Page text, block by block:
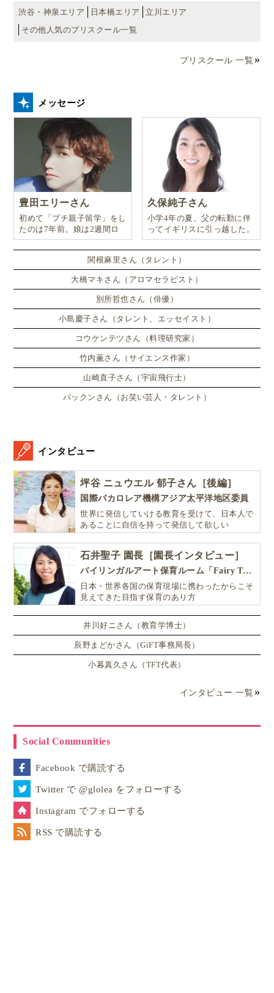
渋谷・神泉エリア 日本橋エリア
立川エリア
その他人気のプリスクール一覧
プリスクール 一覧
メッセージ
豊田エリーさん
初めて「プチ親子留学」をし
たのは7年前。娘は2週間ロ
ンドンのサマースクールに通
い、英語劇に挑戦したり、
久保純子さん
小学4年の夏、父の転勤に伴
ってイギリスに引っ越した。
関根麻里さん（タレント）
大橋マキさん（アロマセラピスト）
別所哲也さん（俳優）
小島慶子さん（タレント、エッセイスト）
コウケンテツさん（料理研究家）
竹内薫さん（サイエンス作家）
山崎直子さん（宇宙飛行士）
パックンさん（お笑い芸人・タレント）
インタビュー
坪谷 ニュウエル 郁子さん［後編］
国際バカロレア機構アジア太平洋地区委員
世界に発信していける教育を受けて、日本人で
あることに自信を持って発信して欲しい
石井聖子 園長［園長インタビュー］
バイリンガルアート保育ルーム「Fairy Tale（フェアリーテイル）」
日本・世界各国の保育現場に携わったからこそ
見えてきた目指す保育のあり方
井川好ニさん（教育学博士）
辰野まどかさん（GiFT事務局長）
小暮真久さん（TFT代表）
インタビュー 一覧
Social Communities
Facebook で購読する
Twitter で @glolea をフォローする
Instagram でフォローする
RSS で購読する